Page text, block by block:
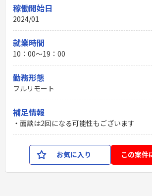
稼働開始日
2024/01
就業時間
10：00〜19：00
勤務形態
フルリモート
補足情報
・面談は2回になる可能性もございます
お気に入り この案件